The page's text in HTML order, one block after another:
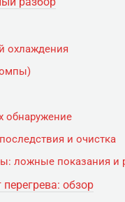
охлаждения
обнаружение
и очистка
ложные показания и
обзор